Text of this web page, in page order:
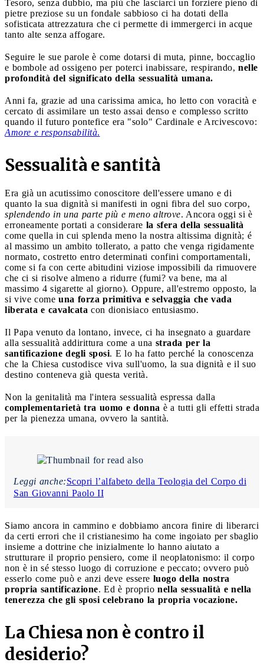
Tesoro, senza dubbio, ma più che lasciarci un forziere pieno di
pietre preziose su un fondale sabbioso ci ha dotati della
sofisticata attrezzatura che ci permette di immergerci in acque
tanto alte senza affogare.
Seguire le sue parole è come dotarsi di muta, pinne, boccaglio
e bombole ad ossigeno per poterci inabissare, respirando, nelle
profondità del significato della sessualità umana.
Anni fa, grazie ad una carissima amica, ho letto con voracità e
cercato di assimilare un testo assai denso e complesso scritto
quando il futuro pontefice era "solo" Cardinale e Arcivescovo:
Amore e responsabilità.
Sessualità e santità
Era già un acutissimo conoscitore dell'essere umano e di
quanto la sua dignità si manifesti in ogni fibra del suo corpo,
splendendo in una parte più e meno altrove. Ancora oggi si è
erroneamente portati a considerare la sfera della sessualità
come quella in cui splenda meno la nostra altissima dignità; é
al massimo un ambito tollerato, a patto che venga rigidamente
normato, costretto entro determinati confini comportamentali,
come si fa con certe abitudini viziose impossibili da rimuovere
che ci si risolve almeno a ridurre (fumi? va bene, ma al
massimo 4 sigarette al giorno). Oppure, all'estremo opposto, la
si vive come una forza primitiva e selvaggia che vada
liberata e cavalcata con dionisiaco entusiasmo.
Il Papa venuto da lontano, invece, ci ha insegnato a guardare
alla sessualità addirittura come a una strada per la
santificazione degli sposi. E lo ha fatto perché la conoscenza
che la Chiesa custodisce viva sull'uomo, la sua dignità e il suo
destino conteneva già questa verità.
Non la genitalità ma l'intera sessualità espressa dalla
complementarietà tra uomo e donna è a tutti gli effetti strada
per la pienezza umana, ovvero la santità.
Leggi anche:Scopri l’alfabeto della Teologia del Corpo di
San Giovanni Paolo II
Siamo ancora in cammino e dobbiamo ancora finire di liberarci
da certi errori che il cristianesimo ha come ingoiato per sbaglio
insieme a dottrine che inizialmente lo hanno aiutato a
strutturare il proprio pensiero, come il neoplatonismo: il corpo
non è in sé stesso luogo di corruzione e peccato; ovvero può
esserlo come può e anzi deve essere luogo della nostra
propria santificazione. Ed è proprio nella sessualità e nella
tenerezza che gli sposi celebrano la propria vocazione.
La Chiesa non è contro il
desiderio?